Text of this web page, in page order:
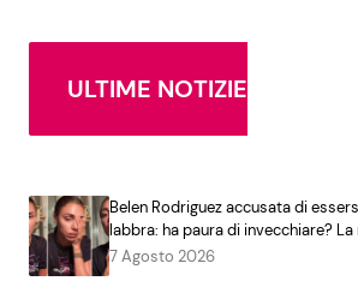
ULTIME NOTIZIE
Belen Rodriguez accusata di
labbra: ha paura di invecchiare?
7 Agosto 2026